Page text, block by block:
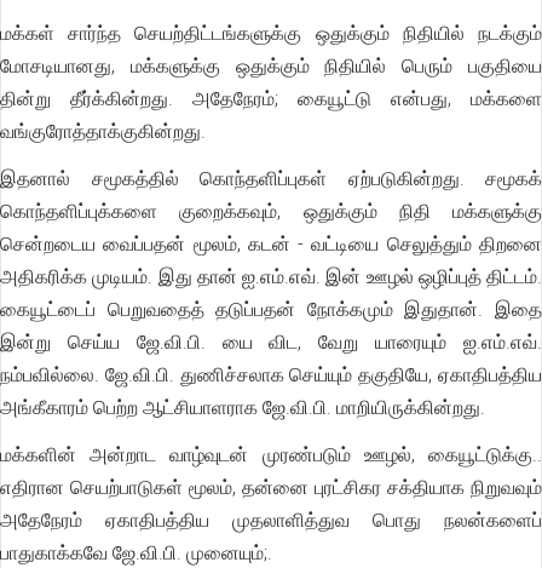
மக்கள் சார்ந்த செயற்திட்டங்களுக்கு ஒதுக்கும் நிதியில் நடக்கும்
மோசடியானது, மக்களுக்கு ஒதுக்கும் நிதியில் பெரும் பகுதியை
தின்று தீர்க்கின்றது. அதேநேரம்; கையூட்டு என்பது, மக்களை
வங்குரோத்தாக்குகின்றது.
இதனால் சமூகத்தில் கொந்தளிப்புகள் ஏற்படுகின்றது. சமூகக்
கொந்தளிப்புக்களை குறைக்கவும், ஒதுக்கும் நிதி மக்களுக்கு
சென்றடைய வைப்பதன் மூலம், கடன் - வட்டியை செலுத்தும் திறனை
அதிகரிக்க முடியம். இது தான் ஐ.எம்.எவ். இன் ஊழல் ஒழிப்புத் திட்டம்.
கையூட்டைப் பெறுவதைத் தடுப்பதன் நோக்கமும் இதுதான். இதை
இன்று செய்ய ஜே.வி.பி. யை விட, வேறு யாரையும் ஐ.எம்.எவ்.
நம்பவில்லை. ஜே.வி.பி. துணிச்சலாக செய்யும் தகுதியே, ஏகாதிபத்திய
அங்கீகாரம் பெற்ற ஆட்சியாளராக ஜே.வி.பி. மாறியிருக்கின்றது.
மக்களின் அன்றாட வாழ்வுடன் முரண்படும் ஊழல், கையூட்டுக்கு..
எதிரான செயற்பாடுகள் மூலம், தன்னை புரட்சிகர சக்தியாக நிறுவவும்
அதேநேரம் ஏகாதிபத்திய முதலாளித்துவ பொது நலன்களைப்
பாதுகாக்கவே ஜே.வி.பி. முனையும்;.